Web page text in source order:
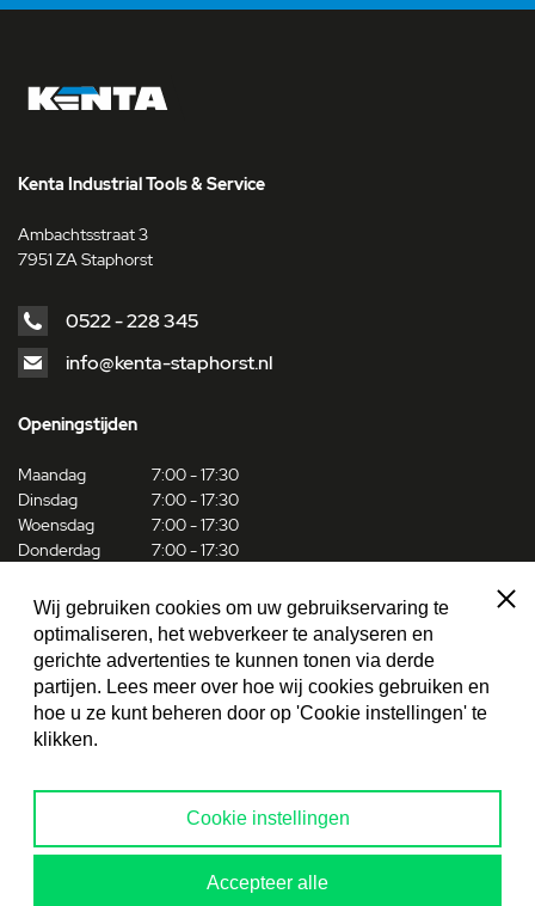
Kenta Industrial Tools & Service
Ambachtsstraat 3
7951 ZA Staphorst
0522 - 228 345
info@kenta-staphorst.nl
Openingstijden
Maandag
Dinsdag
Woensdag
Donderdag
Zaterdag
7:00 - 17:30
7:00 - 17:30
7:00 - 17:30
7:00 - 17:30
8:30 - 12:00
Social media
Facebook
Linkedin
Instagram
Wij gebruiken cookies om uw gebruikservaring te
optimaliseren, het webverkeer te analyseren en
gerichte advertenties te kunnen tonen via derde
partijen. Lees meer over hoe wij cookies gebruiken en
hoe u ze kunt beheren door op 'Cookie instellingen' te
klikken.
Cookie instellingen
Accepteer alle